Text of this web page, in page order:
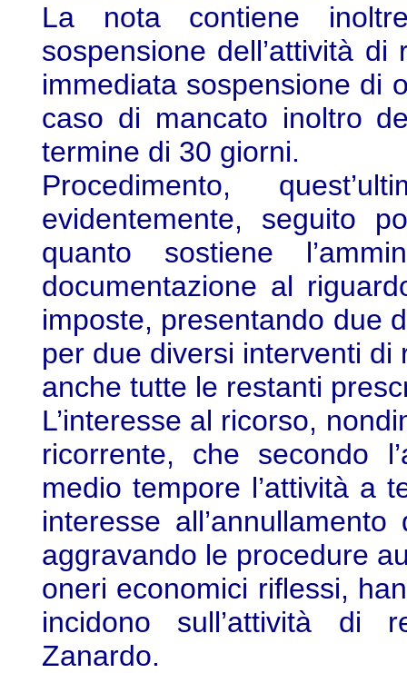
La nota contiene
sospensione dell’attività
immediata sospensione di
caso di mancato inoltro
termine di 30 giorni.
Procedimento,
evidentemente, seguito
quanto sostiene
documentazione al
imposte, presentando due
per due diversi interventi
anche tutte le restanti
L’interesse al ricorso,
ricorrente, che secondo
medio tempore l’attività a
interesse
aggravando le procedure
oneri economici riflessi,
incidono sull’attività di
Zanardo.